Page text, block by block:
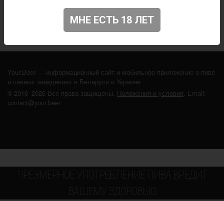
Не нашли ваш бар или магазин в каталоге?
ДОБАВЬТЕ ЗАВЕДЕНИЕ
Your.Beer — информационный сайт и мобильное приложение о пиве
и пивных заведениях в Беларуси и Украине
© 2016–2026 Все права защищены. Положения и условия. Email:
contact@your.beer
ЧРЕЗМЕРНОЕ УПОТРЕБЛЕНИЕ ПИВА ВРЕДИТ
ВАШЕМУ ЗДОРОВЬЮ
МНЕ ЕСТЬ 18 ЛЕТ